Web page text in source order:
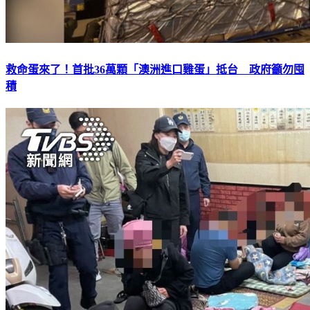
救命蛋來了！首批36萬顆「澳洲進口雞蛋」抵台 政府籲勿囤
積